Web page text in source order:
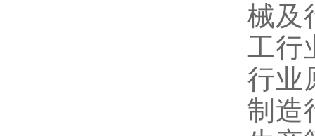
械及
工行
行业
制造